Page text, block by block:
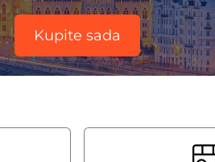
Kupite sada